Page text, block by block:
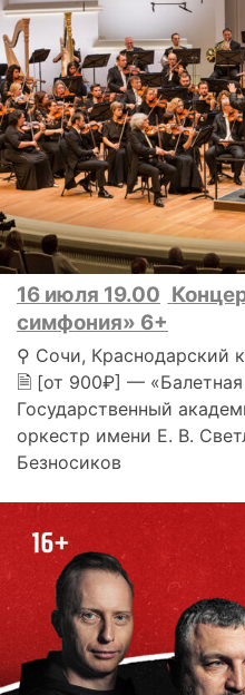
16 июля 19.00
симфония» 6+
⚲ Сочи, Краснодарский
🗎 [от 900₽] —
Государственный
оркестр имени Е. В.
Безносиков